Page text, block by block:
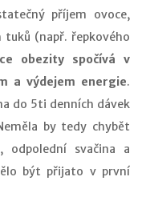
příjem ovoce,
tuků (např. řepkového
obezity spočívá v
a výdejem energie.
do 5ti denních dávek
by tedy chybět
odpolední svačina a
být přijato v první